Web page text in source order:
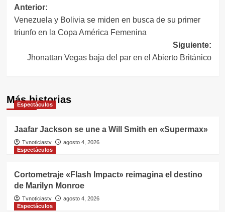
Navegación
de
entradas
Anterior:
Venezuela y Bolivia se miden en busca de su primer
triunfo en la Copa América Femenina
Siguiente:
Jhonattan Vegas baja del par en el Abierto Británico
Más historias
Espectáculos
Jaafar Jackson se une a Will Smith en «Supermax»
Tvnoticiastv
agosto 4, 2026
Espectáculos
Cortometraje «Flash Impact» reimagina el destino
de Marilyn Monroe
Tvnoticiastv
agosto 4, 2026
Espectáculos